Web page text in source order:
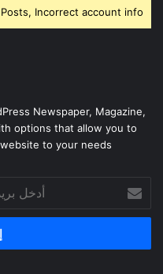
Incorrect account info.
Newspaper, Magazine,
options that allow you to
to your needs.
بريدك
الإلكتروني